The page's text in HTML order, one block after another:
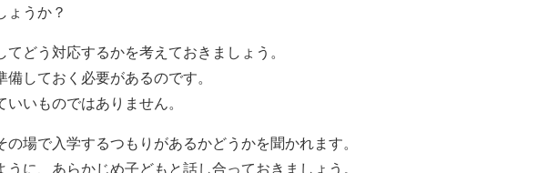
ょうか？
どう対応するかを考えておきましょう。
しておく必要があるのです。
いものではありません。
場で入学するつもりがあるかどうかを聞かれます。
に、あらかじめ子どもと話し合っておきましょう。